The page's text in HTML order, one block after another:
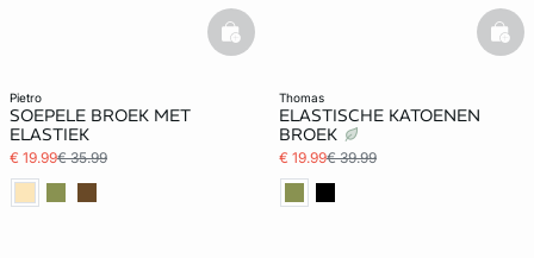
pietro
SOEPELE BROEK MET
ELASTIEK
€ 19.99€ 35.99
basketfull
thomas
ELASTISCHE KATOENEN
BROEK
€ 19.99€ 39.99